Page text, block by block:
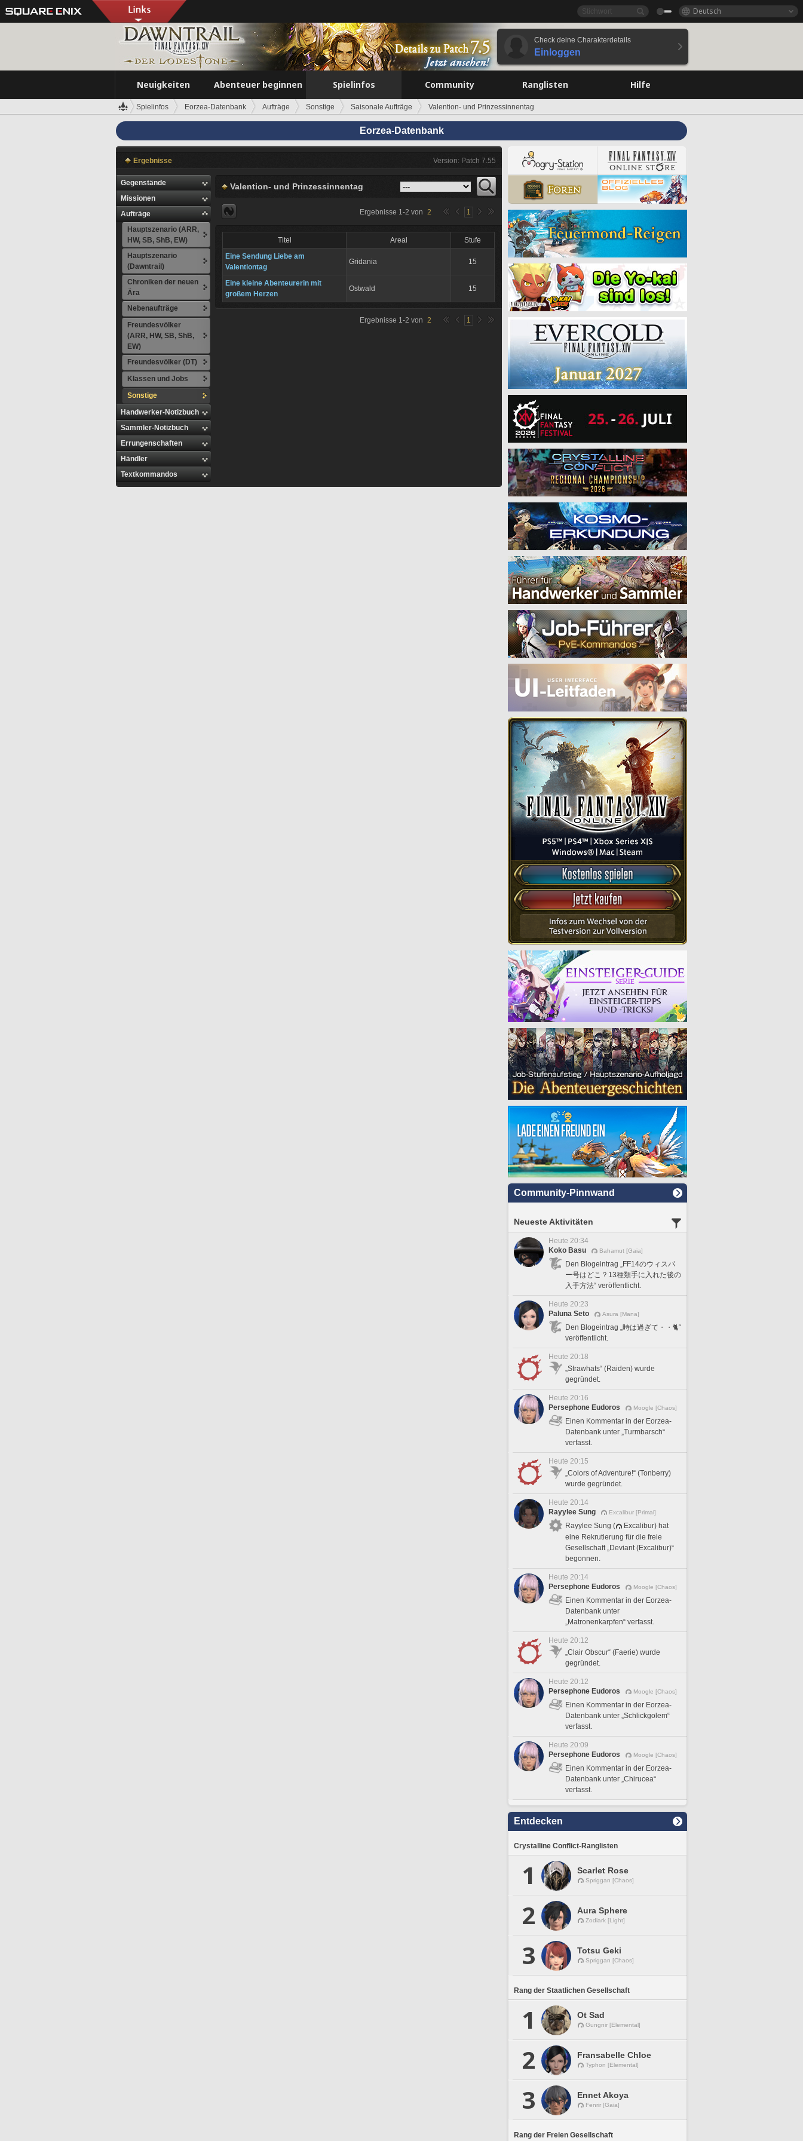
Deutsch
Check deine Charakterdetails
Einloggen
Neuigkeiten Abenteuer beginnen Spielinfos Community Ranglisten Hilfe
Spielinfos Eorzea-Datenbank Aufträge Sonstige Saisonale Aufträge Valention- und Prinzessinnentag
Eorzea-Datenbank
Ergebnisse Version: Patch 7.55
Gegenstände
Missionen
Aufträge
Hauptszenario (ARR,
HW, SB, ShB, EW)
Hauptszenario
(Dawntrail)
Chroniken der neuen
Ära
Nebenaufträge
Freundesvölker
(ARR, HW, SB, ShB,
EW)
Freundesvölker (DT)
Klassen und Jobs
Sonstige
Handwerker-Notizbuch
Sammler-Notizbuch
Errungenschaften
Händler
Textkommandos
Valention- und Prinzessinnentag
Ergebnisse 1-2 von 2 1
Titel Areal
Stufe
Eine Sendung Liebe am
Valentiontag
Gridania 15
Eine kleine Abenteurerin mit
großem Herzen
Ostwald 15
Ergebnisse 1-2 von 2 1
Community-Pinnwand
Neueste Aktivitäten
Heute 20:34
Koko Basu
Bahamut [Gaia]
Den Blogeintrag „FF14のウィスパ
ー号はどこ？13種類手に入れた後の
入手方法“ veröffentlicht.
Heute 20:23
Paluna Seto
Asura [Mana]
Den Blogeintrag „時は過ぎて・・🐈“
veröffentlicht.
Heute 20:18
„Strawhats“ (Raiden) wurde
gegründet.
Heute 20:16
Persephone Eudoros
Moogle [Chaos]
Einen Kommentar in der Eorzea-
Datenbank unter „Turmbarsch“
verfasst.
Heute 20:15
„Colors of Adventure!“ (Tonberry)
wurde gegründet.
Heute 20:14
Rayylee Sung
Excalibur [Primal]
Rayylee Sung (
Excalibur) hat
eine Rekrutierung für die freie
Gesellschaft „Deviant (Excalibur)“
begonnen.
Heute 20:14
Persephone Eudoros
Moogle [Chaos]
Einen Kommentar in der Eorzea-
Datenbank unter
„Matronenkarpfen“ verfasst.
Heute 20:12
„Clair Obscur“ (Faerie) wurde
gegründet.
Heute 20:12
Persephone Eudoros
Moogle [Chaos]
Einen Kommentar in der Eorzea-
Datenbank unter „Schlickgolem“
verfasst.
Heute 20:09
Persephone Eudoros
Moogle [Chaos]
Einen Kommentar in der Eorzea-
Datenbank unter „Chirucea“
verfasst.
Entdecken
Crystalline Conflict-Ranglisten
1 Scarlet Rose
Spriggan [Chaos]
2 Aura Sphere
Zodiark [Light]
3 Totsu Geki
Spriggan [Chaos]
Rang der Staatlichen Gesellschaft
1 Ot Sad
Gungnir [Elemental]
2 Fransabelle Chloe
Typhon [Elemental]
3 Ennet Akoya
Fenrir [Gaia]
Rang der Freien Gesellschaft